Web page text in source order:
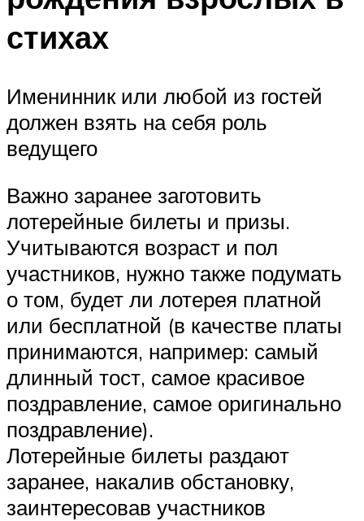
стихах
Именинник или любой из гостей
должен взять на себя роль
ведущего
Важно заранее заготовить
лотерейные билеты и призы.
Учитываются возраст и пол
участников, нужно также подумать
о том, будет ли лотерея платной
или бесплатной (в качестве платы
принимаются, например: самый
длинный тост, самое красивое
поздравление, самое оригинально
поздравление).
Лотерейные билеты раздают
заранее, накалив обстановку,
заинтересовав участников